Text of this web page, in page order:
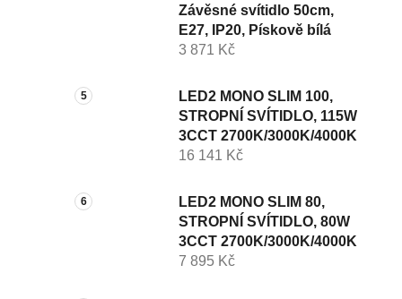
Závěsné svítidlo 50cm,
E27, IP20, Pískově bílá
3 871 Kč
LED2 MONO SLIM 100,
STROPNÍ SVÍTIDLO, 115W
3CCT 2700K/3000K/4000K
16 141 Kč
LED2 MONO SLIM 80,
STROPNÍ SVÍTIDLO, 80W
3CCT 2700K/3000K/4000K
7 895 Kč